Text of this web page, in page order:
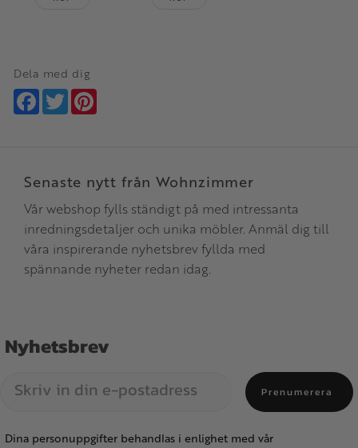
Dela med dig
Facebook
Twitter
Senaste nytt från Wohnzimmer
Vår webshop fylls ständigt på med intressanta
inredningsdetaljer och unika möbler. Anmäl dig till
våra inspirerande nyhetsbrev fyllda med
spännande nyheter redan idag.
Nyhetsbrev
Prenumerera
Dina personuppgifter behandlas i enlighet med vår